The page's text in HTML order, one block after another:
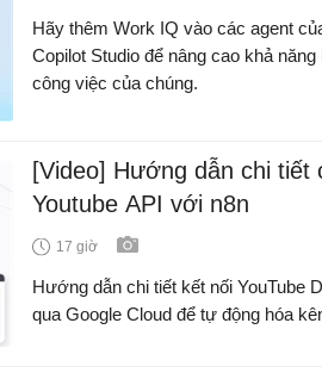
Hãy thêm Work IQ vào các agent
Copilot Studio để nâng cao khả
công việc của chúng.
[Video] Hướng dẫn chi tiết
Youtube API với n8n
17 giờ
Hướng dẫn chi tiết kết nối YouTube
qua Google Cloud để tự động hóa